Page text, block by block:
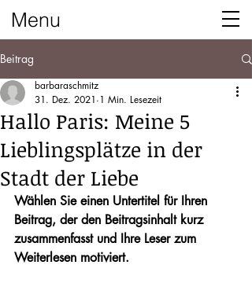
Menu
Beitrag
Hallo Paris: Meine 5
Lieblingsplätze in der
Stadt der Liebe
barbaraschmitz
31. Dez. 2021 1 Min. Lesezeit
Wählen Sie einen Untertitel für Ihren
Beitrag, der den Beitragsinhalt kurz
zusammenfasst und Ihre Leser zum
Weiterlesen motiviert.